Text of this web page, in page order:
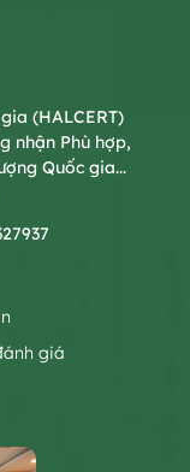
(HALCERT)
nhận Phù hợp,
Quốc gia...
giá